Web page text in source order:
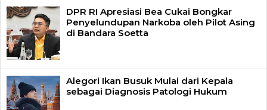
DPR RI Apresiasi Bea Cukai Bongkar
Penyelundupan Narkoba oleh Pilot Asing
di Bandara Soetta
Alegori Ikan Busuk Mulai dari Kepala
sebagai Diagnosis Patologi Hukum